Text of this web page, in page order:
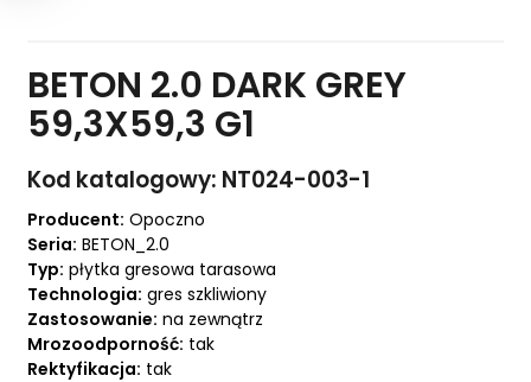
BETON 2.0 DARK GREY
59,3X59,3 G1
Kod katalogowy: NT024-003-1
Producent: Opoczno
Seria: BETON_2.0
Typ: płytka gresowa tarasowa
Technologia: gres szkliwiony
Zastosowanie: na zewnątrz
Mrozoodporność: tak
Rektyfikacja: tak